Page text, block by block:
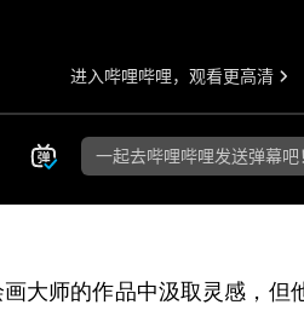
大师的作品中汲取灵感，